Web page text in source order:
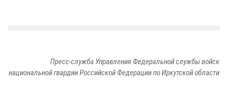
Пресс-служба Управления Федеральной службы войск
национальной гвардии Российской Федерации по Иркутской области